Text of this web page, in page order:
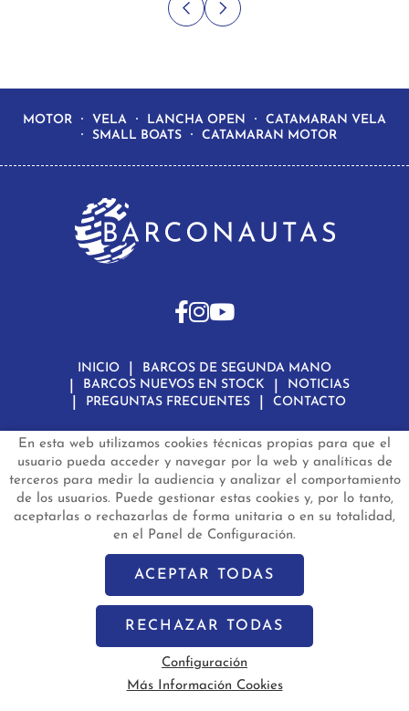
En esta web utilizamos cookies técnicas propias para que el
usuario pueda acceder y navegar por la web y analíticas de
terceros para medir la audiencia y analizar el comportamiento
de los usuarios. Puede gestionar estas cookies y, por lo tanto,
aceptarlas o rechazarlas de forma unitaria o en su totalidad,
en el Panel de Configuración.
ACEPTAR TODAS
RECHAZAR TODAS
Configuración
Más Información Cookies
MOTOR VELA LANCHA OPEN
CATAMARAN VELA
SMALL BOATS
CATAMARAN MOTOR
INICIO
BARCOS DE SEGUNDA MANO
BARCOS NUEVOS EN STOCK
NOTICIAS
PREGUNTAS FRECUENTES
CONTACTO
Aviso Legal
Política de Privacidad de Datos
Política de Cookies
Configuración de Cookies
barconautas.com© 2024 - Diseño y programación por Edina.es